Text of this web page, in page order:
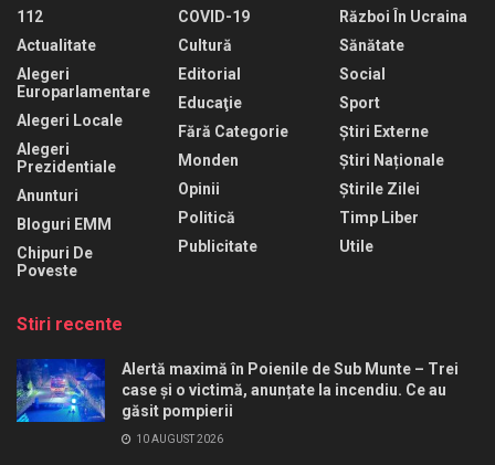
112
Actualitate
Alegeri
Europarlamentare
Alegeri Locale
Alegeri
Prezidentiale
Anunturi
Bloguri EMM
Chipuri De
Poveste
COVID-19
Cultură
Editorial
Educaţie
Fără Categorie
Monden
Opinii
Politică
Publicitate
Război În Ucraina
Sănătate
Social
Sport
Știri Externe
Știri Naționale
Știrile Zilei
Timp Liber
Utile
Stiri recente
Alertă maximă în Poienile de Sub Munte – Trei
case și o victimă, anunțate la incendiu. Ce au
găsit pompierii
10 AUGUST 2026